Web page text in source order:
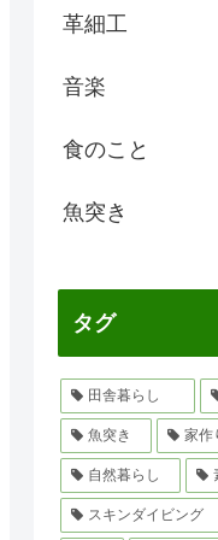
革細工
音楽
食のこと
魚突き
タグ
田舎暮らし
魚突き 家作
自然暮らし
スキンダイビング